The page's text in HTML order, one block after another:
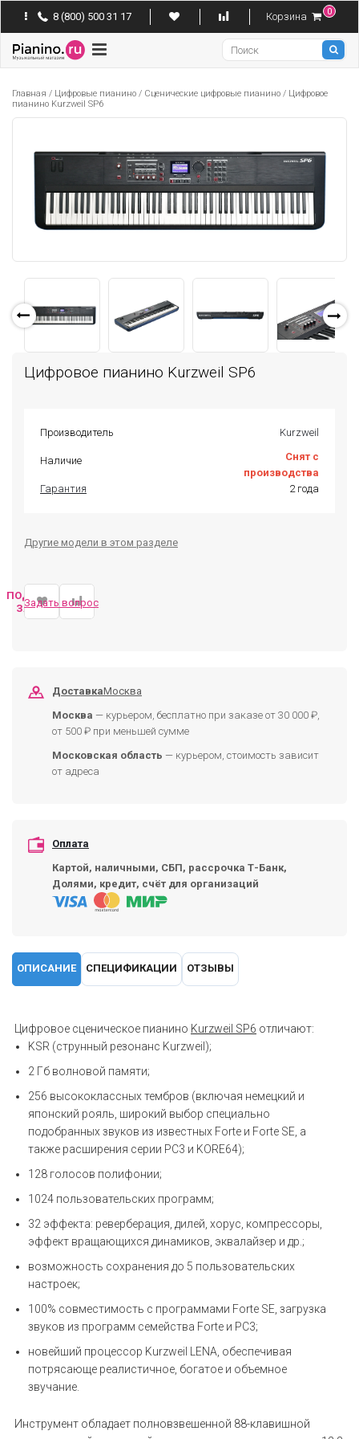
8 (800) 500 31 17 Корзина 0
Pianino
Главная / Цифровые пианино / Сценические цифровые пианино / Цифровое
пианино Kurzweil SP6
Цифровое пианино Kurzweil SP6
Производитель Kurzweil
Наличие
Снят с
производства
Гарантия
2 года
Другие модели в этом разделе
ПОДОБРАТЬ
ЗАМЕНУ
Задать вопрос
ДоставкаМосква
Москва — курьером, бесплатно при заказе от 30 000 ₽,
от 500 ₽ при меньшей сумме
Московская область — курьером, стоимость зависит
от адреса
Оплата
Картой, наличными, СБП, рассрочка Т-Банк,
Долями, кредит, счёт для организаций
ОПИСАНИЕ СПЕЦИФИКАЦИИ ОТЗЫВЫ
Цифровое сценическое пианино Kurzweil SP6 отличают:
KSR (струнный резонанс Kurzweil);
2 Гб волновой памяти;
256 высококлассных тембров (включая немецкий и
японский рояль, широкий выбор специально
подобранных звуков из известных Forte и Forte SE, а
также расширения серии PC3 и KORE64);
128 голосов полифонии;
1024 пользовательских программ;
32 эффекта: реверберация, дилей, хорус, компрессоры,
эффект вращающихся динамиков, эквалайзер и др.;
возможность сохранения до 5 пользовательских
настроек;
100% совместимость с программами Forte SE, загрузка
звуков из программ семейства Forte и PC3;
новейший процессор Kurzweil LENA, обеспечивая
потрясающе реалистичное, богатое и объемное
звучание.
Инструмент обладает полновзвешенной 88-клавишной